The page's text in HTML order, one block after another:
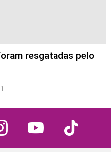
resgatadas pelo
instagram youtube tiktok